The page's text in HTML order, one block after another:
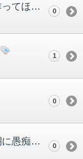
新規さんが始める導線をしっかり作ってほしい 0
1
0
自らの投稿を削除し、削除理由の欄に愚痴や文句を書き捨てる行為について 0